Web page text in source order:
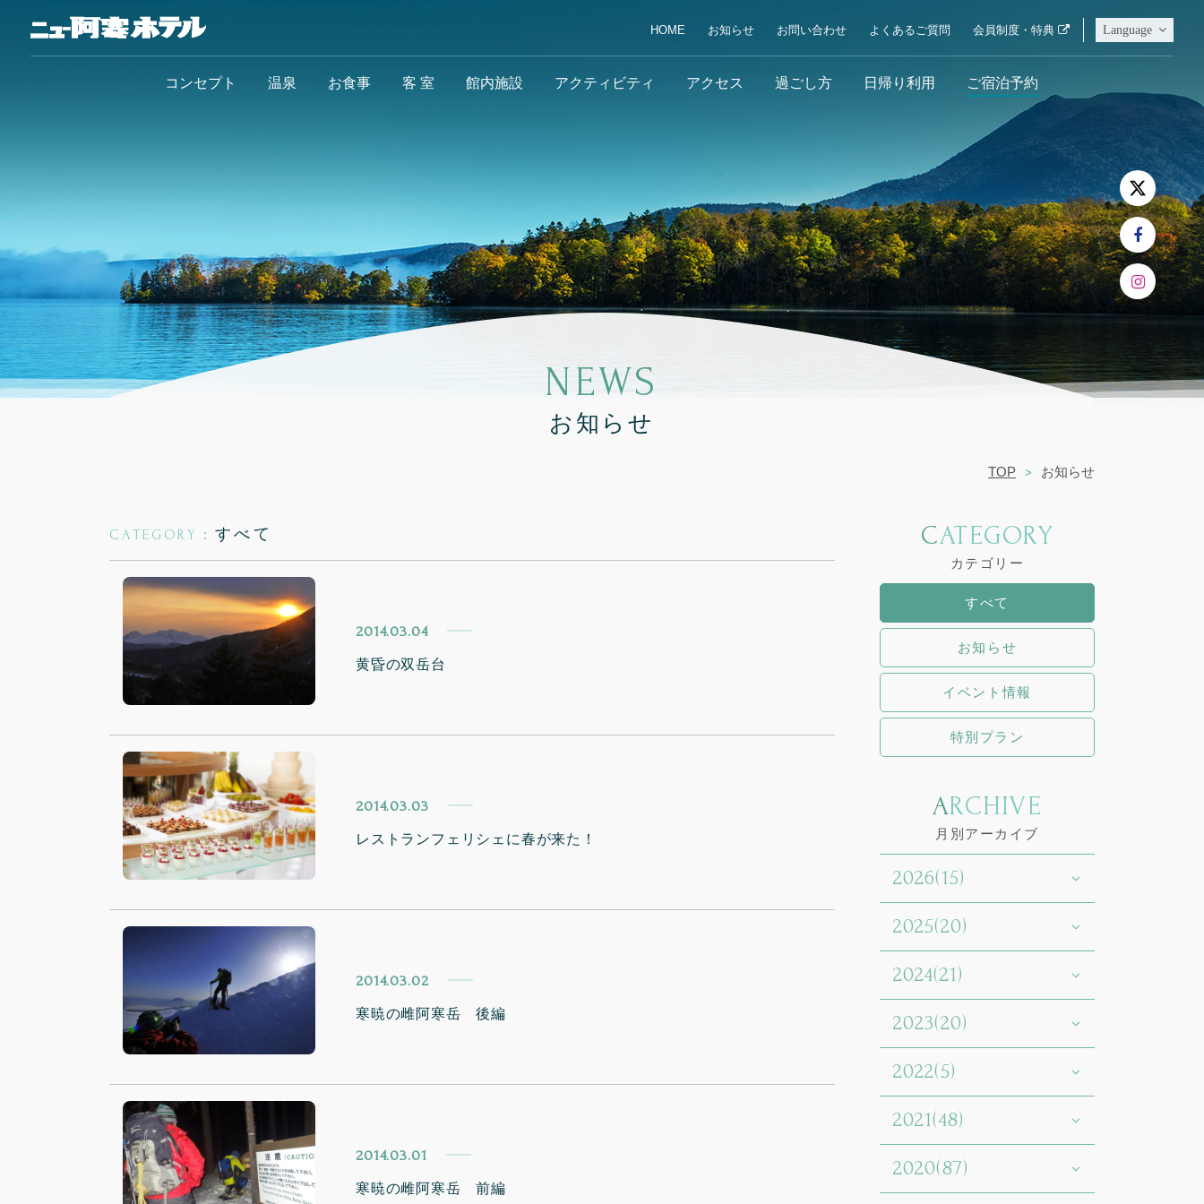
HOME お知らせ お問い合わせ よくあるご質問 会員制度・特典 Language
コンセプト 温泉 お食事 客 室 館内施設 アクティビティ アクセス 過ごし方 日帰り利用 ご宿泊予約
NEWS
お知らせ
TOP お知らせ
CATEGORY：すべて
2014.03.04
黄昏の双岳台
2014.03.03
レストランフェリシェに春が来た！
2014.03.02
寒暁の雌阿寒岳 後編
2014.03.01
寒暁の雌阿寒岳 前編
CATEGORY
カテゴリー
すべて
お知らせ
イベント情報
特別プラン
ARCHIVE
月別アーカイブ
2026(15)
2025(20)
2024(21)
2023(20)
2022(5)
2021(48)
2020(87)